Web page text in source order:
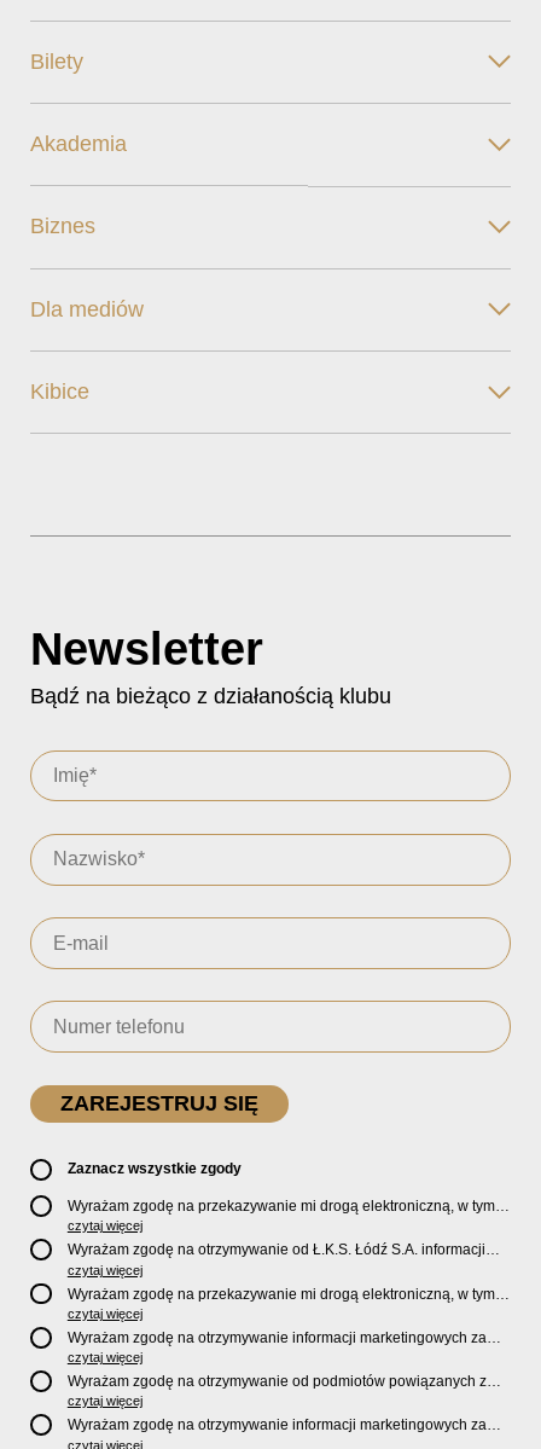
Bilety
Akademia
Biznes
Dla mediów
Kibice
Newsletter
Bądź na bieżąco z działanością klubu
Zaznacz wszystkie zgody
Wyrażam zgodę na przekazywanie mi drogą elektroniczną, w tym
pocztą e-mail, oficjalnego newslettera oraz informacji o zniżkach,
promocjach, nowościach, biletach, karnetach, ofercie sklepu U2
Store oraz serwisu bilety.lkslodz.pl i innych produktach oraz
usługach oferowanych przez Ł.K.S. Łódź S.A.
czytaj więcej
Wyrażam zgodę na otrzymywanie od Ł.K.S. Łódź S.A. informacji
marketingowych dotyczących działalności spółki, ofert, wydarzeń i
produktów za pośrednictwem wiadomości SMS oraz połączeń
telefonicznych.
czytaj więcej
Wyrażam zgodę na przekazywanie mi drogą elektroniczną, w tym
pocztą e-mail, informacji handlowych i marketingowych o
produktach, usługach i działalnościSponsorów i PartnerówŁ.K.S.
Łódź S.A.
czytaj więcej
Wyrażam zgodę na otrzymywanie informacji marketingowych za
pośrednictwem wiadomości SMS oraz połączeń telefonicznych
odSponsorów i PartnerówŁ.K.S. Łódź S.A.
czytaj więcej
Wyrażam zgodę na otrzymywanie od podmiotów powiązanych z
Ł.K.S. Łódź S.A., tj. Fundacji ŁKS oraz Sport Catering sp. z
o.o. informacji marketingowych oraz informacji handlowych o
nowościach, produktach, usługach i działalności drogą
czytaj więcej
Wyrażam zgodę na otrzymywanie informacji marketingowych za
czytaj więcej